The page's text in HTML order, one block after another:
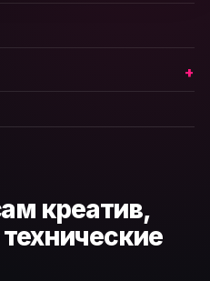
креатив,
технические